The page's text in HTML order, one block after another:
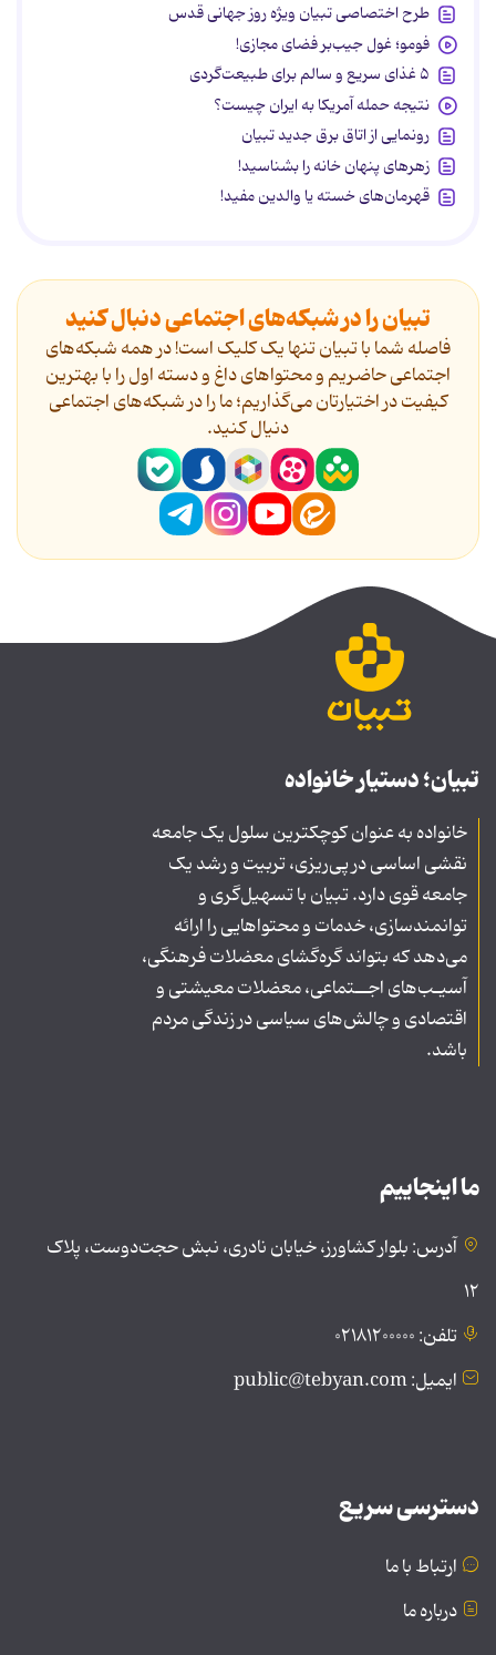
طرح اختصاصی تبیان ویژه روز جهانی قدس
فومو؛ غول جیب‌بر فضای مجازی!
۵ غذای سریع و سالم برای طبیعت‌گردی
نتیجه حمله آمریکا به ایران چیست؟
رونمایی از اتاق برق جدید تبیان
زهرهای پنهان خانه را بشناسید!
قهرمان‌های خسته یا والدین مفید!
تبیان را در شبکه‌های اجتماعی دنبال کنید
فاصله شما با تبیان تنها یک کلیک است! در همه شبکه‌های
اجتماعی حاضریم و محتواهای داغ و دسته اول را با بهترین
کیفیت در اختیارتان می‌گذاریم؛ ما را در شبکه‌های اجتماعی
دنیال کنید.
تبیان؛ دستیار خانواده
خانواده به عنوان کوچکترین سلول یک جامعه
نقشی اساسی در پی‌ریزی، تربیت و رشد یک
جامعه قوی دارد. تبیان با تسهیل‌گری و
توانمندسازی، خدمات و محتواهایی را ارائه
می‌دهد که بتواند گره‌گشای معضلات فرهنگی،
آسیـب‌های اجــتماعی، معضلات معیشتی و
اقتصادی و چالش‌های سیاسی در زندگی مردم
باشد.
ما اینجاییم
آدرس: بلوار کشاورز، خیابان نادری، نبش حجت‌دوست، پلاک
۱۲
تلفن: ۰۲۱۸۱۲۰۰۰۰۰
ایمیل: public@tebyan.com
دسترسی سریع
ارتباط با ما
درباره ما